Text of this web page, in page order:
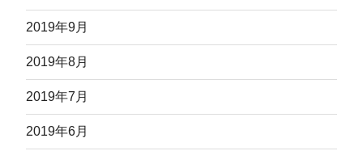
2019年9月
2019年8月
2019年7月
2019年6月